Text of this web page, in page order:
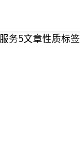
务5文章性质标签